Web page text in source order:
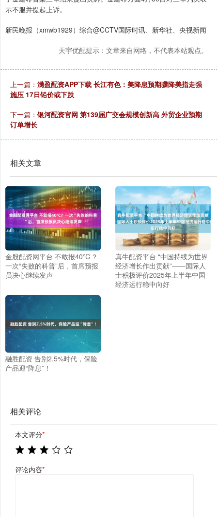
示不服并提起上诉。
新民晚报（xmwb1929）综合@CCTV国际时讯、新华社、央视新闻
天宇优配提示：文章来自网络，不代表本站观点。
上一篇： 满盈配资APP下载 长江有色：美降息预期骤降美指走强
施压 17日铅价或下跌
下一篇： 银河配资官网 第139届广交会规模创新高 外贸企业预期
订单增长
相关文章
金股配资网平台 不敢报40℃？
一次“失败的科普”后，首席预报
员决心继续发声
真牛配资平台 “中国持续为世界
经济增长作出贡献”——国际人
士积极评价2025年上半年中国
经济运行稳中向好
融胜配资 告别2.5%时代，保险
产品迎“降息”！
相关评论
本文评分*
评论内容*